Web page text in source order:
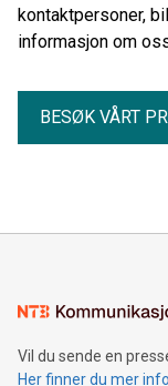
kontaktpersoner,
informasjon om
BESØK VÅRT
Vil du sende en
Her finner du mer